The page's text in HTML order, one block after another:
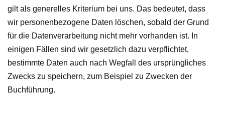
gilt als generelles Kriterium bei uns. Das bedeutet, dass
wir personenbezogene Daten löschen, sobald der Grund
für die Datenverarbeitung nicht mehr vorhanden ist. In
einigen Fällen sind wir gesetzlich dazu verpflichtet,
bestimmte Daten auch nach Wegfall des ursprüngliches
Zwecks zu speichern, zum Beispiel zu Zwecken der
Buchführung.